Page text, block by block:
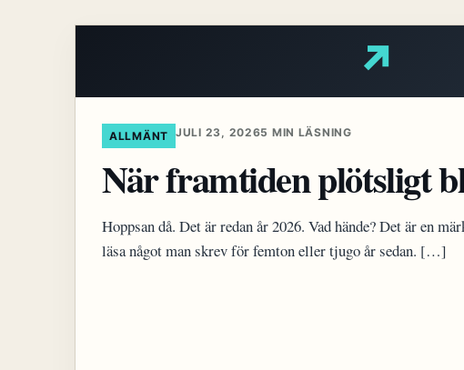
↗
ALLMÄNT JULI 23, 20265 MIN LÄSNING
När framtiden plötsligt
Hoppsan då. Det är redan år 2026. Vad hände? Det är en
läsa något man skrev för femton eller tjugo år sedan. […]